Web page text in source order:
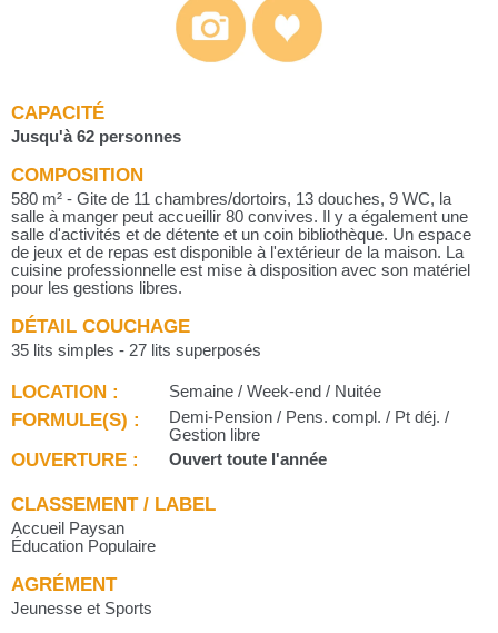
CAPACITÉ
Jusqu'à 62 personnes
COMPOSITION
580 m² - Gite de 11 chambres/dortoirs, 13 douches, 9 WC, la
salle à manger peut accueillir 80 convives. Il y a également une
salle d'activités et de détente et un coin bibliothèque. Un espace
de jeux et de repas est disponible à l'extérieur de la maison. La
cuisine professionnelle est mise à disposition avec son matériel
pour les gestions libres.
DÉTAIL COUCHAGE
35 lits simples - 27 lits superposés
LOCATION : Semaine / Week-end / Nuitée
FORMULE(S) :
Demi-Pension / Pens. compl. / Pt déj. /
Gestion libre
OUVERTURE : Ouvert toute l'année
CLASSEMENT / LABEL
Accueil Paysan
Éducation Populaire
AGRÉMENT
Jeunesse et Sports